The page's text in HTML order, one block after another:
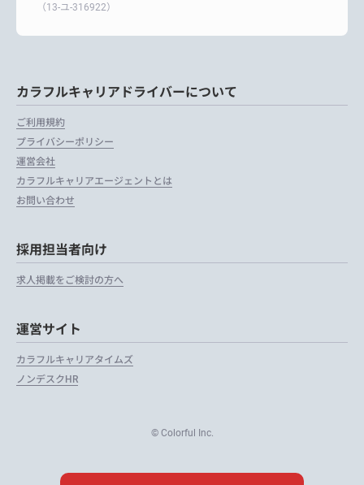
（13-ユ-316922）
カラフルキャリアドライバーについて
ご利用規約
プライバシーポリシー
運営会社
カラフルキャリアエージェントとは
お問い合わせ
採用担当者向け
求人掲載をご検討の方へ
運営サイト
カラフルキャリアタイムズ
ノンデスクHR
© Colorful Inc.